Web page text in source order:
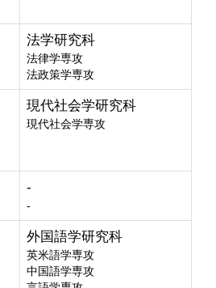
法学研究科
法律学専攻
法政策学専攻
現代社会学研究科
現代社会学専攻
-
-
外国語学研究科
英米語学専攻
中国語学専攻